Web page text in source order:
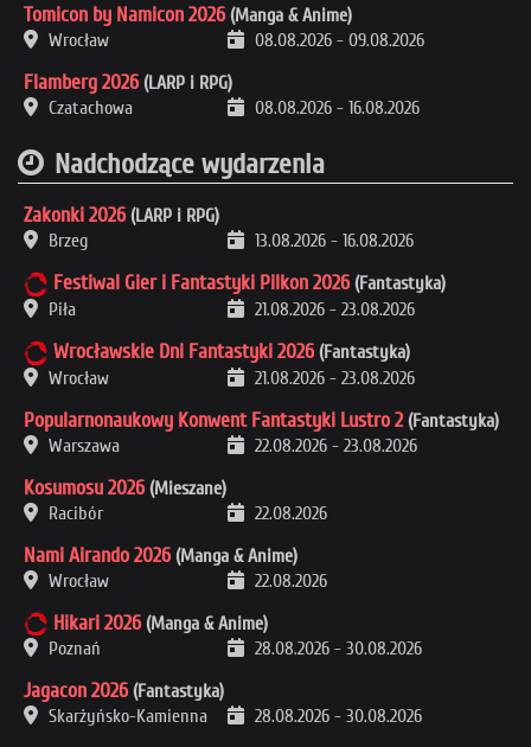
Tomicon by Namicon 2026 (Manga & Anime)
Wrocław
08.08.2026 - 09.08.2026
Flamberg 2026 (LARP i RPG)
Czatachowa
08.08.2026 - 16.08.2026
Nadchodzące wydarzenia
Zakonki 2026 (LARP i RPG)
Brzeg
13.08.2026 - 16.08.2026
Festiwal Gier i Fantastyki Pilkon 2026 (Fantastyka)
Piła
21.08.2026 - 23.08.2026
Wrocławskie Dni Fantastyki 2026 (Fantastyka)
Wrocław
21.08.2026 - 23.08.2026
Popularnonaukowy Konwent Fantastyki Lustro 2 (Fantastyka)
Warszawa
22.08.2026 - 23.08.2026
Kosumosu 2026 (Mieszane)
Racibór
22.08.2026
Nami Airando 2026 (Manga & Anime)
Wrocław
22.08.2026
Hikari 2026 (Manga & Anime)
Poznań
28.08.2026 - 30.08.2026
Jagacon 2026 (Fantastyka)
Skarżyńsko-Kamienna
28.08.2026 - 30.08.2026